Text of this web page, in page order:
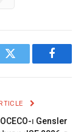
Facebook